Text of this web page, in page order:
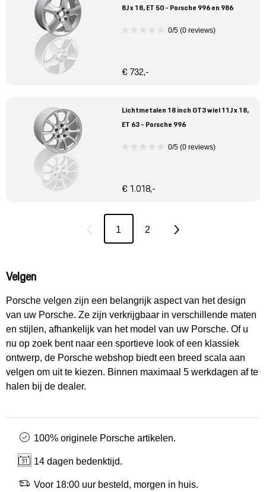
8J x 18, ET 50 - Porsche 996 en 986
0/5 (0 reviews)
€ 732,-
Lichtmetalen 18 inch GT3 wiel 11J x 18,
ET 63 - Porsche 996
0/5 (0 reviews)
€ 1.018,-
1 2
Velgen
Porsche velgen zijn een belangrijk aspect van het design
van uw Porsche. Ze zijn verkrijgbaar in verschillende maten
en stijlen, afhankelijk van het model van uw Porsche. Of u
nu op zoek bent naar een sportieve look of een klassiek
ontwerp, de Porsche webshop biedt een breed scala aan
velgen om uit te kiezen. Binnen maximaal 5 werkdagen af te
halen bij de dealer.
100% originele Porsche artikelen.
14 dagen bedenktijd.
Voor 18:00 uur besteld, morgen in huis.